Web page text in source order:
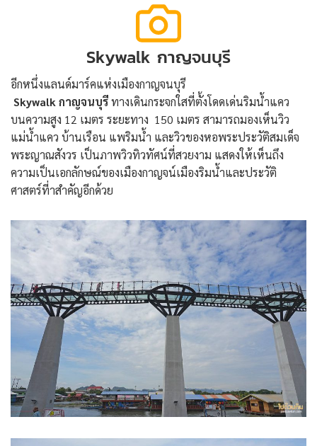
Skywalk กาญจนบุรี
อีกหนึ่งแลนด์มาร์คแห่งเมืองกาญจนบุรี
Skywalk กาญจนบุรีทางเดินกระจกใสที่ตั้งโดดเด่นริมน้ำแคว
บนความสูง 12 เมตร ระยะทาง 150 เมตร สามารถมองเห็นวิว
แม่น้ำแคว บ้านเรือน แพริมน้ำ และวิวของหอพระประวัติสมเด็จ
พระญาณสังวร เป็นภาพวิวทิวทัศน์ที่สวยงาม แสดงให้เห็นถึง
ความเป็นเอกลักษณ์ของเมืองกาญจน์เมืองริมน้ำและประวัติ
ศาสตร์ที่าสำคัญอีกด้วย